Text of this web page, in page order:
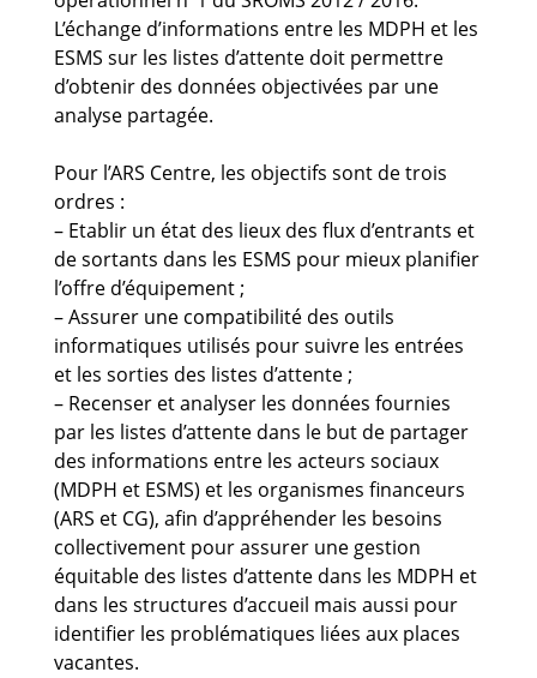
L’échange d’informations entre les MDPH et les
ESMS sur les listes d’attente doit permettre
d’obtenir des données objectivées par une
analyse partagée.
Pour l’ARS Centre, les objectifs sont de trois
ordres :
– Etablir un état des lieux des flux d’entrants et
de sortants dans les ESMS pour mieux planifier
l’offre d’équipement ;
– Assurer une compatibilité des outils
informatiques utilisés pour suivre les entrées
et les sorties des listes d’attente ;
– Recenser et analyser les données fournies
par les listes d’attente dans le but de partager
des informations entre les acteurs sociaux
(MDPH et ESMS) et les organismes financeurs
(ARS et CG), afin d’appréhender les besoins
collectivement pour assurer une gestion
équitable des listes d’attente dans les MDPH et
dans les structures d’accueil mais aussi pour
identifier les problématiques liées aux places
vacantes.